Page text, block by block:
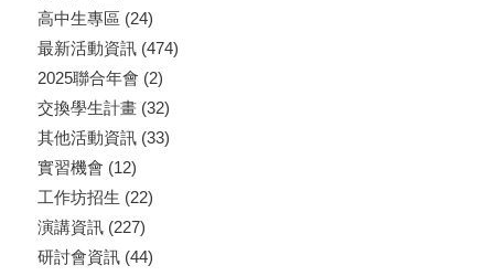
高中生專區 (24)
最新活動資訊(474)
2025聯合年會 (2)
交換學生計畫(32)
其他活動資訊(33)
實習機會 (12)
工作坊招生 (22)
演講資訊(227)
研討會資訊(44)